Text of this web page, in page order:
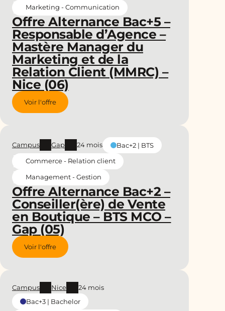
Offre Alternance Bac+5 –
Responsable d’Agence –
Mastère Manager du
Marketing et de la
Relation Client (MMRC) –
Nice (06)
Marketing - Communication
Voir l'offre
Offre Alternance Bac+2 –
Conseiller(ère) de Vente
en Boutique – BTS MCO –
Gap (05)
Campus Gap 24 mois
Bac+2 | BTS
Commerce - Relation client
Management - Gestion
Voir l'offre
Campus Nice
24 mois
Bac+3 | Bachelor